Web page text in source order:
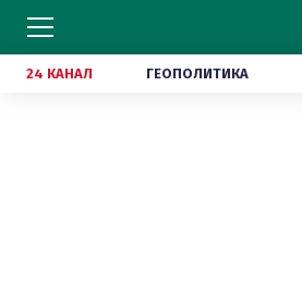
24 КАНАЛ ГЕОПОЛИТИКА